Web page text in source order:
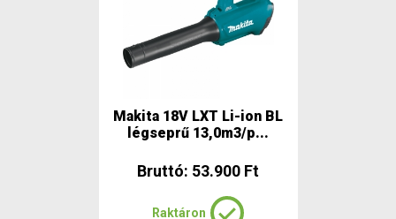
Makita 18V LXT Li-ion BL
légseprű 13,0m3/p...
Bruttó: 53.900 Ft
Raktáron